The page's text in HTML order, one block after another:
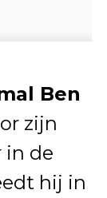
Ben
zijn
in de
hij in